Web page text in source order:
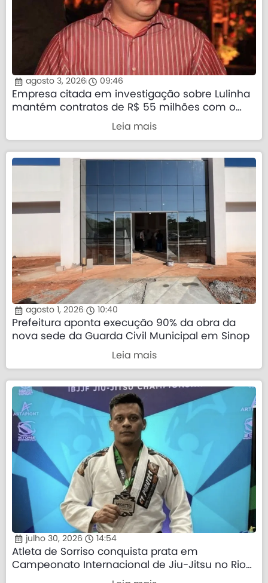
agosto 3, 2026 09:46
Empresa citada em investigação sobre Lulinha
mantém contratos de R$ 55 milhões com o
Leia mais
agosto 1, 2026 10:40
Prefeitura aponta execução 90% da obra da
nova sede da Guarda Civil Municipal em Sinop
Leia mais
julho 30, 2026 14:54
Atleta de Sorriso conquista prata em
Campeonato Internacional de Jiu-Jitsu no Rio